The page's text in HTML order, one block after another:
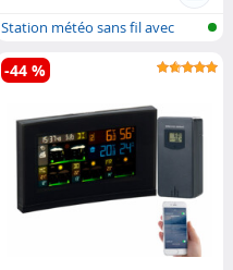
Station météo sans fil avec
sonde e...
-44 %